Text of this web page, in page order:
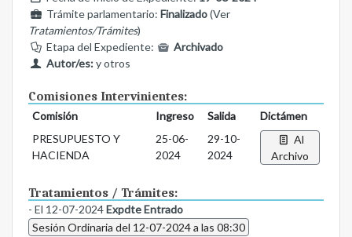
Trámite parlamentario: Finalizado(Ver
Tratamientos/Trámites)
Etapa del Expediente:
Archivado
Autor/es:y otros
Comisiones Intervinientes:
Comisión Ingreso Salida
Dictámen
PRESUPUESTO Y
HACIENDA
25-06-
2024
29-10-
2024
Al
Archivo
Tratamientos / Trámites:
- El 12-07-2024Expdte Entrado
Sesión Ordinaria del 12-07-2024 a las 08:30